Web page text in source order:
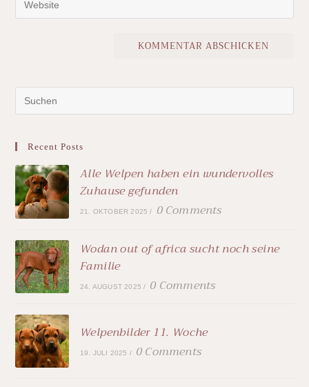
Recent Posts
Alle Welpen haben ein wundervolles
Zuhause gefunden
21. OKTOBER 2025 /
0 Comments
Wodan out of africa sucht noch seine
Familie
24. AUGUST 2025 / 0 Comments
Welpenbilder 11. Woche
19. JULI 2025 / 0 Comments